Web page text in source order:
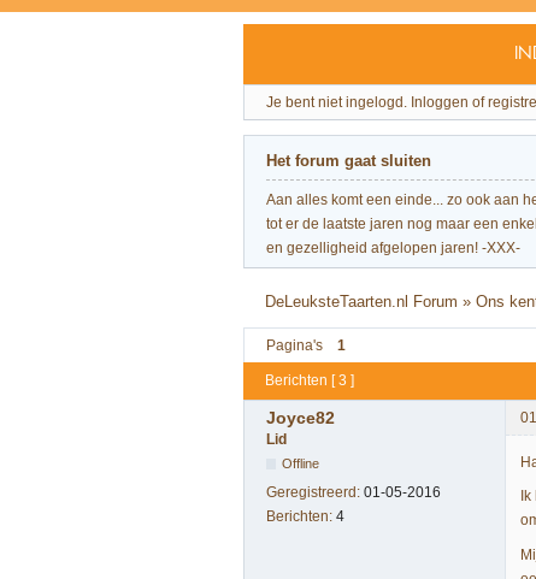
Je bent niet ingelogd. Inloggen of
Het forum gaat sluiten
Aan alles komt een einde... zo ook aan
tot er de laatste jaren nog maar een
en gezelligheid afgelopen jaren! -XXX-
DeLeuksteTaarten.nl Forum »Ons
Pagina's 1
Berichten [ 3 ]
Joyce82
Lid
Offline
Geregistreerd: 01-05-2016
Berichten: 4